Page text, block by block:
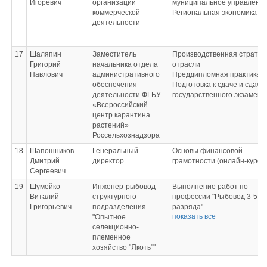
профессий рабочих,
Игоревич
организации
коммерческой
деятельности
муниципальное
Региональная экономика
17
Шаляпин
Григорий
Павлович
Заместитель
начальника отдела
административного
обеспечения
деятельности ФГБУ
«Всероссийский
центр карантина
растений»
Россельхознадзора
Производственная
отрасли
Преддипломная практика
Подготовка к сдаче и сдача
государственного экзамена
18
Шапошников
Дмитрий
Сергеевич
Генеральный
директор
Основы финансовой
грамотности (онлайн-курс)
19
Шумейко
Виталий
Григорьевич
Инженер-рыбовод
структурного
подразделения
"Опытное
селекционно-
племенное
хозяйство "Якоть""
Выполнение работ по
профессии "Рыбовод 3-5
разряда"
Экзамен по модулю:
Квалификационный
показать все